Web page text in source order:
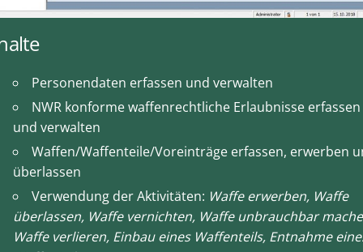
Personendaten erfassen und verwalten
NWR konforme waffenrechtliche Erlaubnisse erfassen
und verwalten
Waffen/Waffenteile/Voreinträge erfassen, erwerben
überlassen
Verwendung der Aktivitäten: Waffe erwerben, Waffe
überlassen, Waffe vernichten, Waffe unbrauchbar
Waffe verlieren, Einbau eines Waffenteils, Entnahme